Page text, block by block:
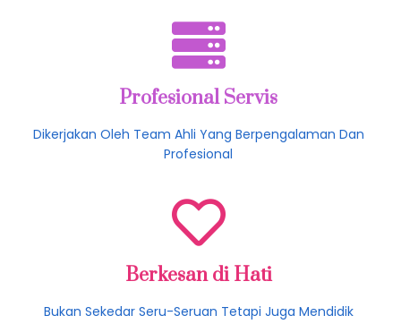
Profesional Servis
Dikerjakan Oleh Team Ahli Yang Berpengalaman Dan
Profesional
Berkesan di Hati
Bukan Sekedar Seru-Seruan Tetapi Juga Mendidik